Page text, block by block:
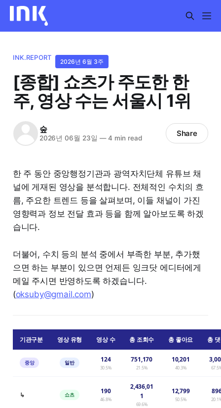
INK.REPORT
2026년 6월 3주
[종합] 쇼츠가 주도한 한
주, 영상 수는 서울시 1위
숲
2026년 06월 23일 —4 min read Share
한 주 동안 중앙행정기관과 광역자치단체 유튜브 채
널에 게재된 영상을 분석합니다. 전체적인 수치의 흐
름, 주요한 트렌드 등을 살펴보며, 이들 채널이 가진
영향력과 정보 전달 효과 등을 함께 알아보도록 하겠
습니다.
더불어, 수치 등의 분석 중에서 부족한 부분, 추가했
으면 하는 부분이 있으면 언제든 잉크닷 에디터에게
메일 주시면 반영하도록 하겠습니다.
(oksuby@gmail.com)
기관구분 영상 유형 영상 수 총 조회수 총 좋아요 총
중앙 일반 124
30.5%
751,170
21.5%
10,201
40.3%
↳ 쇼츠 190
46.8%
2,436,01
1
69.6%
12,799
50.5%